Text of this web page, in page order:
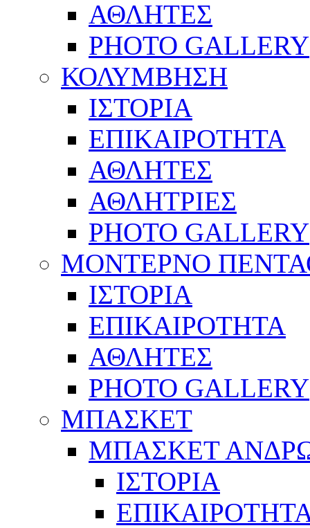
ΑΘΛΗΤΕΣ
PHOTO GALLERY
ΚΟΛΥΜΒΗΣΗ
ΙΣΤΟΡΙΑ
ΕΠΙΚΑΙΡΟΤΗΤΑ
ΑΘΛΗΤΕΣ
ΑΘΛΗΤΡΙΕΣ
PHOTO GALLERY
ΜΟΝΤΕΡΝΟ
ΙΣΤΟΡΙΑ
ΕΠΙΚΑΙΡΟΤΗΤΑ
ΑΘΛΗΤΕΣ
PHOTO GALLERY
ΜΠΑΣΚΕΤ
ΜΠΑΣΚΕΤ
ΙΣΤΟΡΙΑ